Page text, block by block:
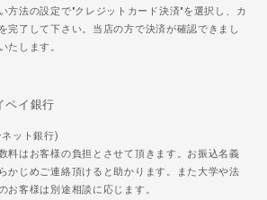
方法の設定で"クレジットカード決済"を選択し、カ
完了して下さい。当店の方で決済が確認できまし
たします。
ペイ銀行
ット銀行)
料はお客様の負担とさせて頂きます。お振込名義
かじめご連絡頂けると助かります。また大学や法
お客様は別途相談に応じます。